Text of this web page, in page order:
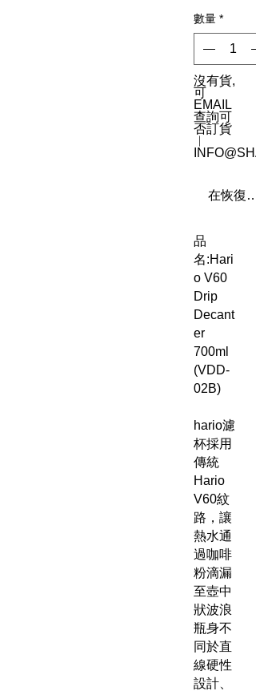
數量 *
沒有貨,
可
EMAIL
查詢可
否訂貨
︳
在恢復
品
名:Hari
o V60
Drip
Decant
er
700ml
(VDD-
02B)
hario濾
杯採用
傳統
Hario
V60紋
路，讓
熱水通
過咖啡
粉滴漏
至壺中
狀波浪
瓶身不
同於直
線硬性
設計、